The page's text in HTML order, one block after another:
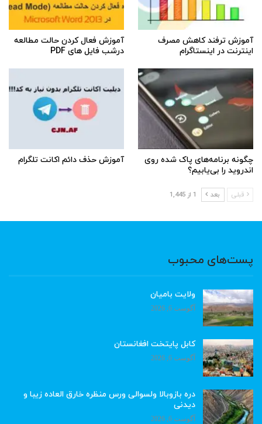
آموزش ترفند کاهش مصرف
اینترنت در اینستاگرام
آموزش فعال کردن حالت مطالعه
درشب فایل های PDF
چگونه برنامه‌های پاک شده روی
اندروید را بی‌یابیم؟
آموزش حذف دائم اکانت تلگرام
قبلی بعد 1 از 1,445
پست‌های محبوب
ولایت بامیان
آگوست 6, 2026
کابل پایتخت افغانستان
آگوست 6, 2026
دره بازوبالا ولسوالی ورس منظره خارق العاده زیبا و
دیدنی
آگوست 6, 2026